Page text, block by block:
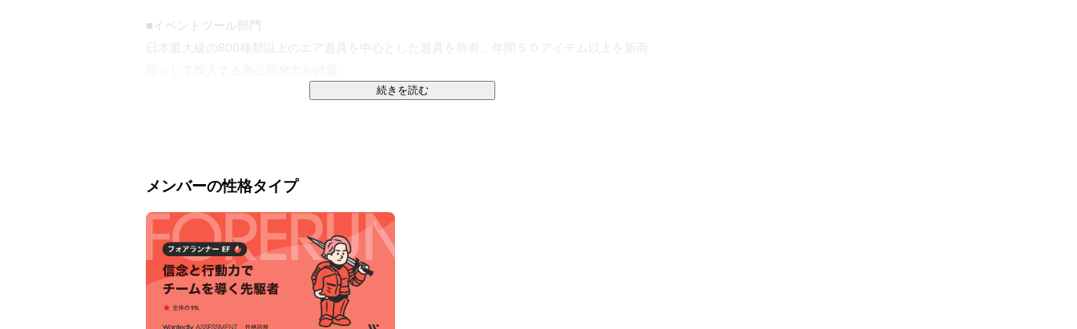
■イベントツール部門
日本最大級の800種類以上のエア遊具を中心とした遊具を所有。年間５０アイテム以上を新商
工作キットは自社開発を行い、メーカーとして活躍。ある有名ホームセンター様の売り場では
『木で作る輪ゴムピストル』が大人気商品に！
コロナ禍ではエア遊具製造技術を使い、感染症対策のエアー式簡易陰圧室を開発し、医療分野
へ進出。入社３年目の新卒社員が事業リーダーとして奮闘し、半年で１億円以上の売上を記
続きを読む
メンバーの性格タイプ